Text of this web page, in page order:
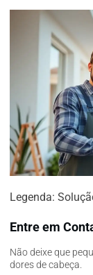
Legenda:
Entre em
Não deixe que
dores de cabeça.